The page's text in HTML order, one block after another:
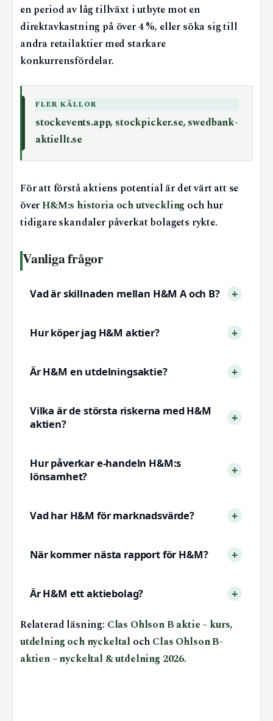
en period av låg tillväxt i utbyte mot en
direktavkastning på över 4 %, eller söka sig till
andra retailaktier med starkare
konkurrensfördelar.
FLER KÄLLOR
stockevents.app, stockpicker.se, swedbank-
aktiellt.se
För att förstå aktiens potential är det värt att se
överH&M:s historia och utveckling och hur
tidigare skandaler påverkat bolagets rykte.
Vanliga frågor
Vad är skillnaden mellan H&M A och B?
Hur köper jag H&M aktier?
Är H&M en utdelningsaktie?
Vilka är de största riskerna med H&M
aktien?
Hur påverkar e-handeln H&M:s
lönsamhet?
Vad har H&M för marknadsvärde?
När kommer nästa rapport för H&M?
Är H&M ett aktiebolag?
Relaterad läsning: Clas Ohlson B aktie – kurs,
utdelning och nyckeltal och Clas Ohlson B-
aktien – nyckeltal & utdelning 2026.